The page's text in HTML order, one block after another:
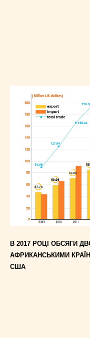
В 2017 РОЦІ ОБСЯГИ
АФРИКАНСЬКИМИ
США